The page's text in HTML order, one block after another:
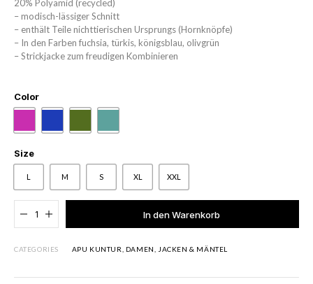
20% Polyamid (recycled)
– modisch-lässiger Schnitt
– enthält Teile nichttierischen Ursprungs (Hornknöpfe)
– In den Farben fuchsia, türkis, königsblau, olivgrün
– Strickjacke zum freudigen Kombinieren
Color
L M S XL XXL
Size
In den Warenkorb
Added to cart
CATEGORIES APU KUNTUR, DAMEN,JACKEN & MÄNTEL